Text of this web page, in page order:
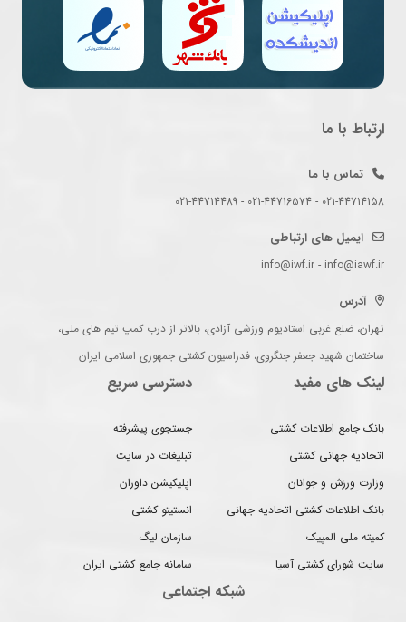
ارتباط با ما
تماس با ما
021-44714158 - 021-44716574 - 021-44714489
ایمیل های ارتباطی
info@iwf.ir - info@iawf.ir
آدرس
تهران، ضلع غربی استادیوم ورزشی آزادی، بالاتر از درب کمپ تیم های ملی،
ساختمان شهید جعفر جنگروی، فدراسیون کشتی جمهوری اسلامی ایران
لینک های مفید
بانک جامع اطلاعات کشتی
اتحادیه جهانی کشتی
وزارت ورزش و جوانان
بانک اطلاعات کشتی اتحادیه جهانی
کمیته ملی المپیک
سایت شورای کشتی آسیا
دسترسی سریع
جستجوی پیشرفته
تبلیغات در سایت
اپلیکیشن داوران
انستیتو کشتی
سازمان لیگ
سامانه جامع کشتی ایران
شبکه اجتماعی